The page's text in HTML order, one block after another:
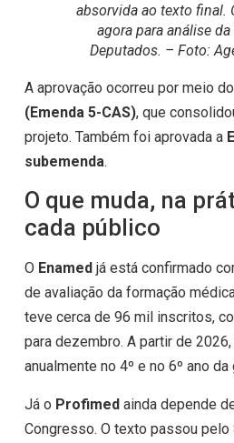
absorvida ao texto final.
agora para análise
Deputados. – Foto:
A aprovação ocorreu por meio do
(Emenda 5-CAS), que
projeto. Também foi aprovada a
subemenda.
O que muda, na
cada público
O Enamed já está confirmado
de avaliação da formação
teve cerca de 96 mil inscritos,
para dezembro. A partir de
anualmente no 4º e no 6º ano da
Já o Profimedainda depende
Congresso. O texto passou